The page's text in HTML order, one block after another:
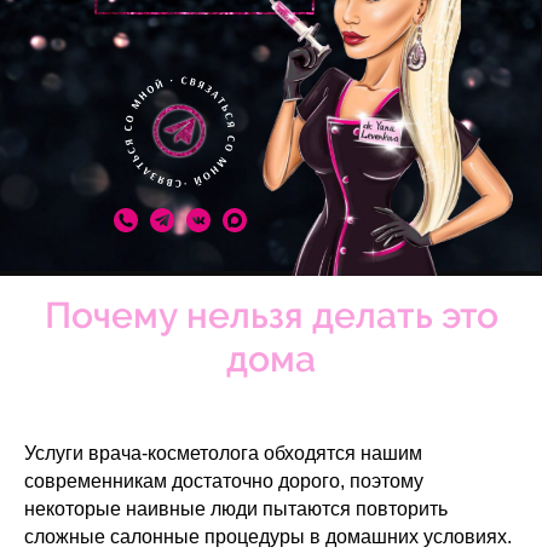
Почему нельзя делать это
дома
Услуги врача-косметолога обходятся нашим
современникам достаточно дорого, поэтому
некоторые наивные люди пытаются повторить
сложные салонные процедуры в домашних условиях.